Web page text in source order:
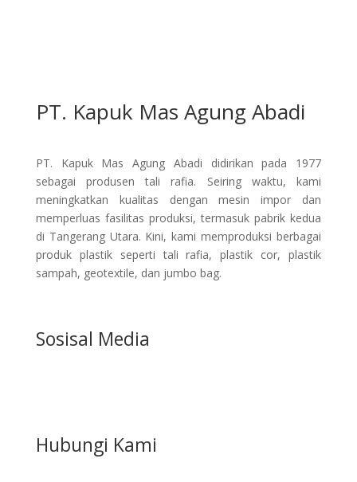
PT. Kapuk Mas Agung Abadi
PT. Kapuk Mas Agung Abadi didirikan pada 1977
sebagai produsen tali rafia. Seiring waktu, kami
meningkatkan kualitas dengan mesin impor dan
memperluas fasilitas produksi, termasuk pabrik kedua
di Tangerang Utara. Kini, kami memproduksi berbagai
produk plastik seperti tali rafia, plastik cor, plastik
sampah, geotextile, dan jumbo bag.
Sosisal Media
Hubungi Kami